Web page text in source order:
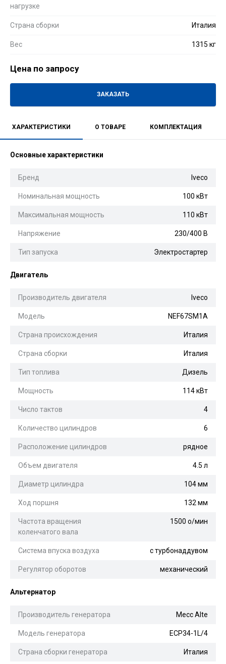
нагрузке
Страна сборки Италия
Вес 1315 кг
Цена по запросу
ЗАКАЗАТЬ
ХАРАКТЕРИСТИКИ О ТОВАРЕ КОМПЛЕКТАЦИЯ
Основные характеристики
Бренд Iveco
Номинальная мощность 100 кВт
Максимальная мощность 110 кВт
Напряжение 230/400 В
Тип запуска Электростартер
Двигатель
Производитель двигателя Iveco
Модель NEF67SM1A
Страна происхождения Италия
Страна сборки Италия
Тип топлива Дизель
Мощность 114 кВт
Число тактов 4
Количество цилиндров 6
Расположение цилиндров рядное
Объем двигателя 4.5 л
Диаметр цилиндра 104 мм
Ход поршня 132 мм
Частота вращения
коленчатого вала
1500 о/мин
Система впуска воздуха с турбонаддувом
Регулятор оборотов механический
Альтернатор
Производитель генератора Mecc Alte
Модель генератора ECP34-1L/4
Страна сборки генератора Италия